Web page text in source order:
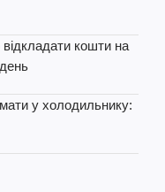
відкладати кошти на
у холодильнику: